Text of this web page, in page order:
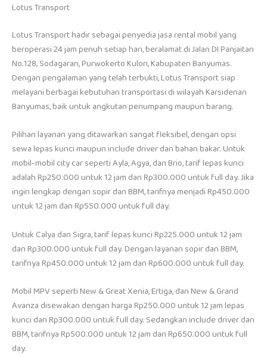
Lotus Transport
Lotus Transport hadir sebagai penyedia jasa rental mobil yang
beroperasi 24 jam penuh setiap hari, beralamat di Jalan DI Panjaitan
No.128, Sodagaran, Purwokerto Kulon, Kabupaten Banyumas.
Dengan pengalaman yang telah terbukti, Lotus Transport siap
melayani berbagai kebutuhan transportasi di wilayah Karsidenan
Banyumas, baik untuk angkutan penumpang maupun barang.
Pilihan layanan yang ditawarkan sangat fleksibel, dengan opsi
sewa lepas kunci maupun include driver dan bahan bakar. Untuk
mobil-mobil city car seperti Ayla, Agya, dan Brio, tarif lepas kunci
adalah Rp250.000 untuk 12 jam dan Rp300.000 untuk full day. Jika
ingin lengkap dengan sopir dan BBM, tarifnya menjadi Rp450.000
untuk 12 jam dan Rp550.000 untuk full day.
Untuk Calya dan Sigra, tarif lepas kunci Rp225.000 untuk 12 jam
dan Rp300.000 untuk full day. Dengan layanan sopir dan BBM,
tarifnya Rp450.000 untuk 12 jam dan Rp600.000 untuk full day.
Mobil MPV seperti New & Great Xenia, Ertiga, dan New & Grand
Avanza disewakan dengan harga Rp250.000 untuk 12 jam lepas
kunci dan Rp300.000 untuk full day. Sedangkan include driver dan
BBM, tarifnya Rp500.000 untuk 12 jam dan Rp650.000 untuk full
day.